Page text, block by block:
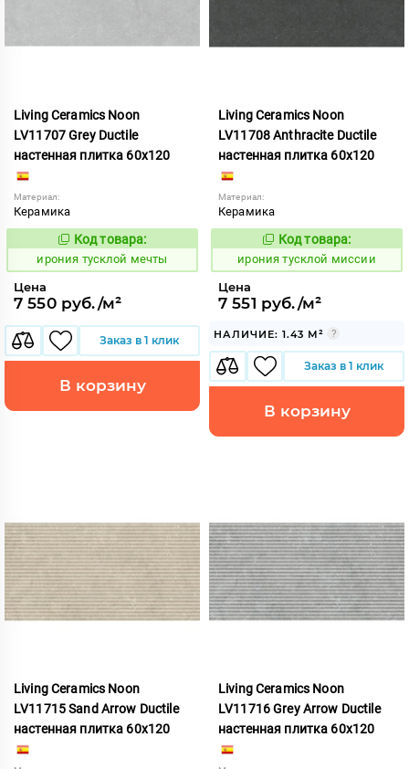
Living Ceramics Noon
LV11707 Grey Ductile
настенная плитка 60x120
Материал:
Керамика
1107051
Код товара:
ирония тусклой мечты
Цена
7 550 руб./м²
Заказ в 1 клик
В корзину
Living Ceramics Noon
LV11708 Anthracite Ductile
настенная плитка 60x120
Материал:
Керамика
1107052
Код товара:
ирония тусклой миссии
Цена
7 551 руб./м²
НАЛИЧИЕ: 1.43 М²
Заказ в 1 клик
В корзину
Living Ceramics Noon
LV11715 Sand Arrow Ductile
настенная плитка 60x120
Living Ceramics Noon
LV11716 Grey Arrow Ductile
настенная плитка 60x120